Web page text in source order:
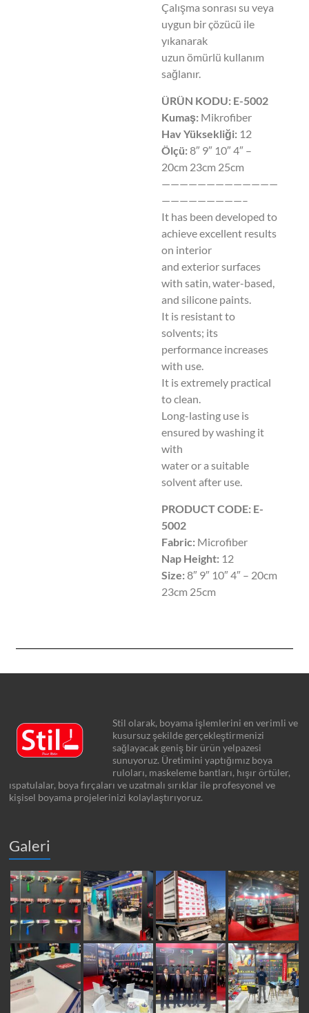
Çalışma sonrası su veya
uygun bir çözücü ile
yıkanarak
uzun ömürlü kullanım
sağlanır.
ÜRÜN KODU: E-5002
Kumaş:Mikrofiber
Hav Yüksekliği:12
Ölçü:8″ 9″ 10″ 4″ –
20cm 23cm 25cm
—————————————
—————————–
It has been developed to
achieve excellent results
on interior
and exterior surfaces
with satin, water-based,
and silicone paints.
It is resistant to
solvents; its
performance increases
with use.
It is extremely practical
to clean.
Long-lasting use is
ensured by washing it
with
water or a suitable
solvent after use.
PRODUCT CODE: E-
5002
Fabric:Microfiber
Nap Height:12
Size:8″ 9″ 10″ 4″ – 20cm
23cm 25cm
Stil olarak, boyama işlemlerini en verimli ve
kusursuz şekilde gerçekleştirmenizi
sağlayacak geniş bir ürün yelpazesi
sunuyoruz. Üretimini yaptığımız boya
ruloları, maskeleme bantları, hışır örtüler,
ıspatulalar, boya fırçaları ve uzatmalı sırıklar ile profesyonel ve
kişisel boyama projelerinizi kolaylaştırıyoruz.
Galeri